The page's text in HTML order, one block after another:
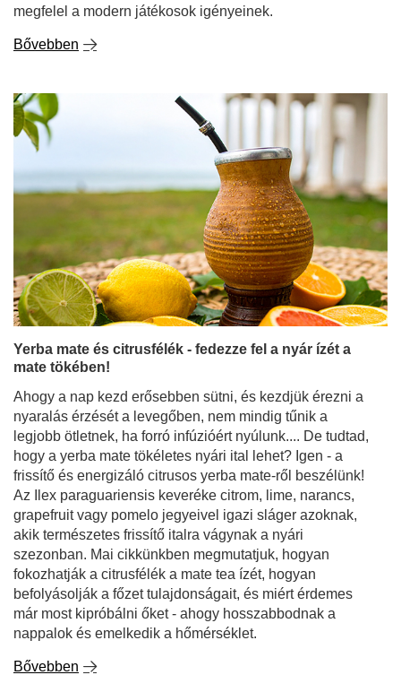
megfelel a modern játékosok igényeinek.
Bővebben
Yerba mate és citrusfélék - fedezze fel a nyár ízét a
mate tökében!
Ahogy a nap kezd erősebben sütni, és kezdjük érezni a
nyaralás érzését a levegőben, nem mindig tűnik a
legjobb ötletnek, ha forró infúzióért nyúlunk.... De tudtad,
hogy a yerba mate tökéletes nyári ital lehet? Igen - a
frissítő és energizáló citrusos yerba mate-ről beszélünk!
Az Ilex paraguariensis keveréke citrom, lime, narancs,
grapefruit vagy pomelo jegyeivel igazi sláger azoknak,
akik természetes frissítő italra vágynak a nyári
szezonban. Mai cikkünkben megmutatjuk, hogyan
fokozhatják a citrusfélék a mate tea ízét, hogyan
befolyásolják a főzet tulajdonságait, és miért érdemes
már most kipróbálni őket - ahogy hosszabbodnak a
nappalok és emelkedik a hőmérséklet.
Bővebben